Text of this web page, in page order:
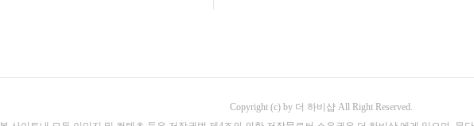
Copyright (c) by 더 하비샵 All Right Reserved.